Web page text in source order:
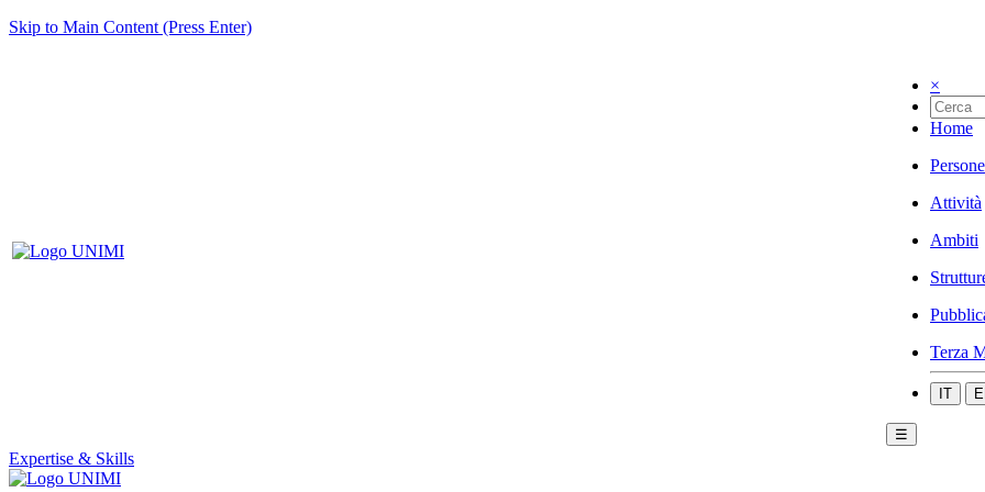
Skip to Main Content (Press Enter)
×
Home
Persone
Attività
Ambiti
Terza
IT
☰
Expertise & Skills